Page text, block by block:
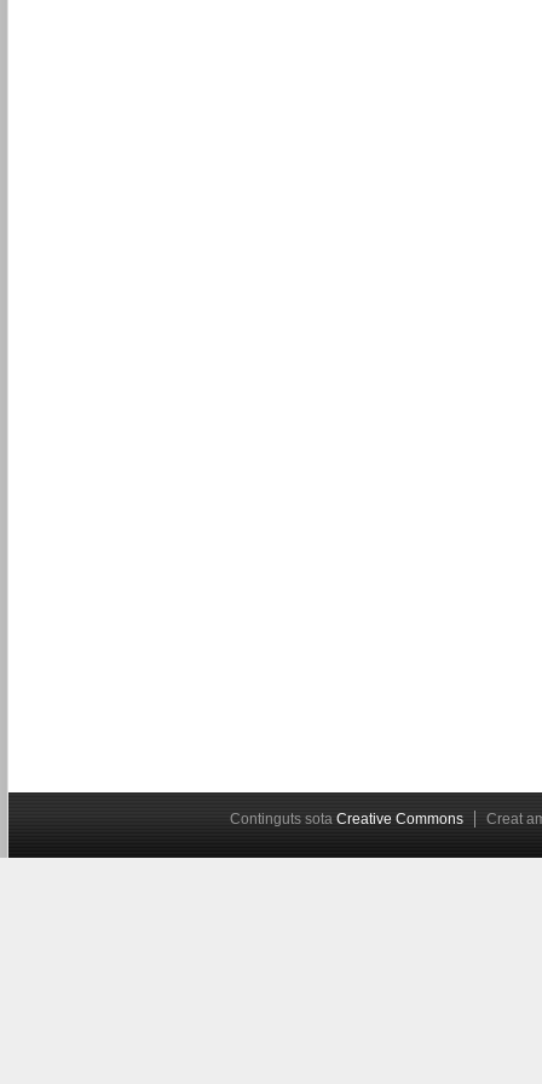
Continguts sota Creative Commons Creat